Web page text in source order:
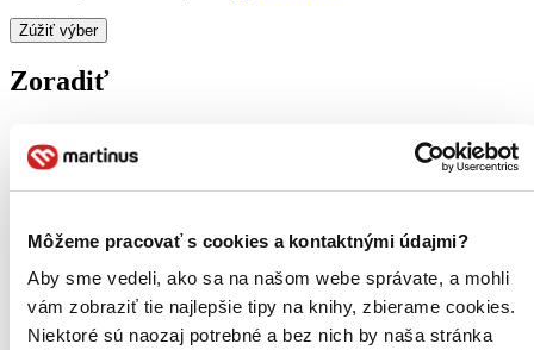
Môžeme pracovať s cookies a kontaktnými údajmi?
Aby sme vedeli, ako sa na našom webe správate, a mohli
vám zobraziť tie najlepšie tipy na knihy, zbierame cookies.
Niektoré sú naozaj potrebné a bez nich by naša stránka
Zúžiť výber
Zoradiť
Bestsellery
Novinky
Najdrahšie
Najlacnejšie
Najvyššia zľava